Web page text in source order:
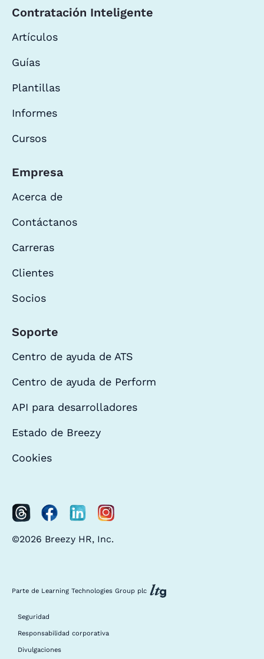
Contratación Inteligente
Artículos
Guías
Plantillas
Informes
Cursos
Empresa
Acerca de
Contáctanos
Carreras
Clientes
Socios
Soporte
Centro de ayuda de ATS
Centro de ayuda de Perform
API para desarrolladores
Estado de Breezy
Cookies
©2026 Breezy HR, Inc.
Parte de Learning Technologies Group plc
Seguridad
Responsabilidad corporativa
Divulgaciones